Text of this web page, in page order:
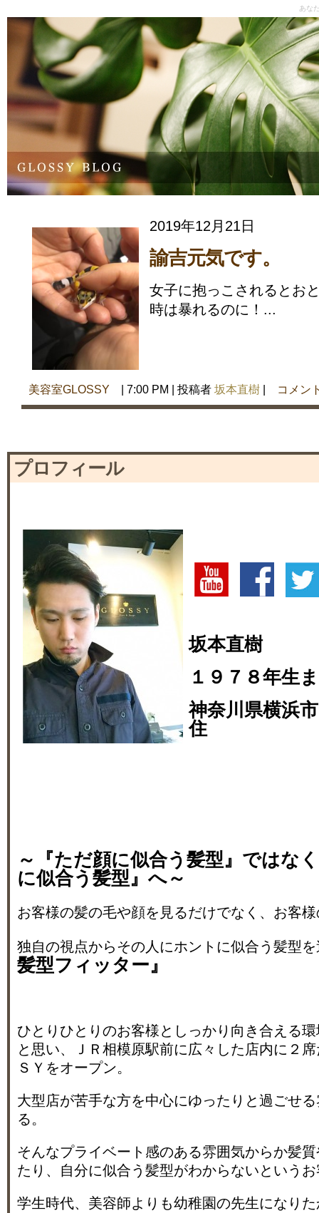
あな
2019年12月21日
諭吉元気です。
女子に抱っこされるとお
時は暴れるのに！...
美容室GLOSSY | 7:00 PM | 投稿者 坂本直樹 | コメン
プロフィール
坂本直樹
１９７８年生
神奈川県横浜
住
～『ただ顔に似合う髪型』ではな
に似合う髪型』へ～
お客様の髪の毛や顔を見るだけでなく、お客
独自の視点からその人にホントに似合う髪型
髪型フィッター』
ひとりひとりのお客様としっかり向き合える
と思い、ＪＲ相模原駅前に広々した店内に２
ＳＹをオープン。
大型店が苦手な方を中心にゆったりと過ごせ
る。
そんなプライベート感のある雰囲気からか髪
たり、自分に似合う髪型がわからないという
学生時代、美容師よりも幼稚園の先生になり